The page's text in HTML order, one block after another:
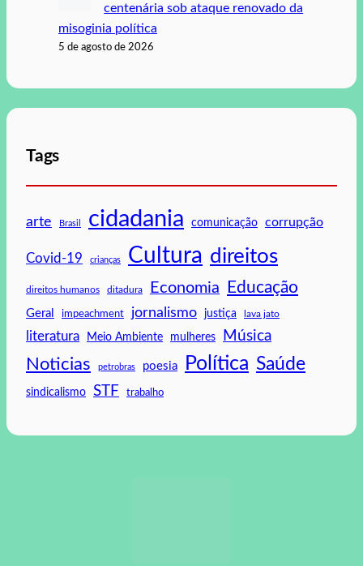
centenária sob ataque renovado da
misoginia política
5 de agosto de 2026
Tags
arte Brasil cidadania comunicação corrupção
Covid-19 crianças Cultura direitos
direitos humanos ditadura Economia Educação
Geral impeachment jornalismo justiça lava jato
literatura Meio Ambiente mulheres Música
Noticias petrobras poesia Política Saúde
sindicalismo STF trabalho